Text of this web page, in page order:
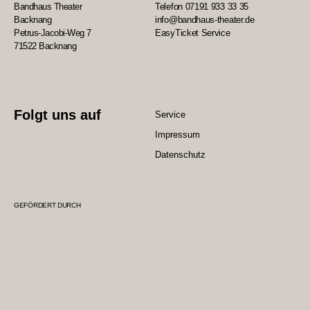
Bandhaus Theater
Backnang
Petrus-Jacobi-Weg 7
71522 Backnang
Telefon 07191 933 33 35
info@bandhaus-theater.de
EasyTicket Service
Folgt uns auf
Service
Impressum
Datenschutz
GEFÖRDERT DURCH